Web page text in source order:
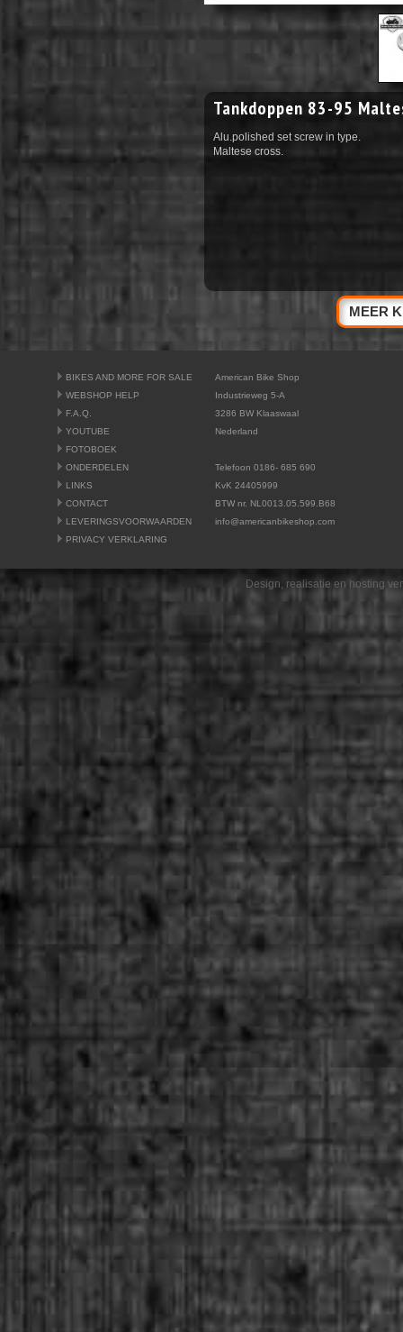
Tankdoppen 83-95
Alu.polished set screw in type.
Maltese cross.
MEER
BIKES AND MORE FOR SALE
WEBSHOP HELP
F.A.Q.
YOUTUBE
FOTOBOEK
ONDERDELEN
LINKS
CONTACT
LEVERINGSVOORWAARDEN
PRIVACY VERKLARING
American Bike Shop
Industrieweg 5-A
3286 BW Klaaswaal
Nederland
Telefoon 0186- 685 690
KvK 24405999
BTW nr. NL0013.05.599.B68
info@americanbikeshop.com
Design, realisatie en hosting